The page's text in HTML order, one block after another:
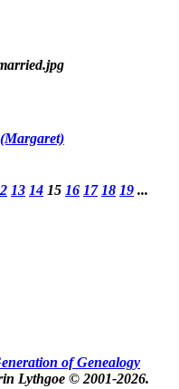
13 14 15 16 17 18 19 ...
of Genealogy
Lythgoe © 2001-2026.